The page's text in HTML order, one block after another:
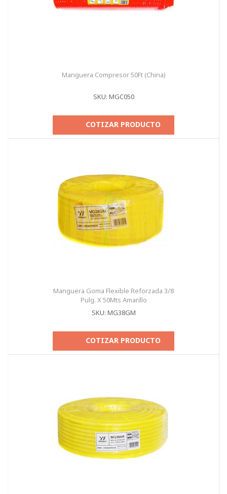
Manguera Compresor 50Ft (China)
SKU: MGC050
COTIZAR PRODUCTO
Manguera Goma Flexible Reforzada 3/8
Pulg. X 50Mts Amarillo
SKU: MG38GM
COTIZAR PRODUCTO